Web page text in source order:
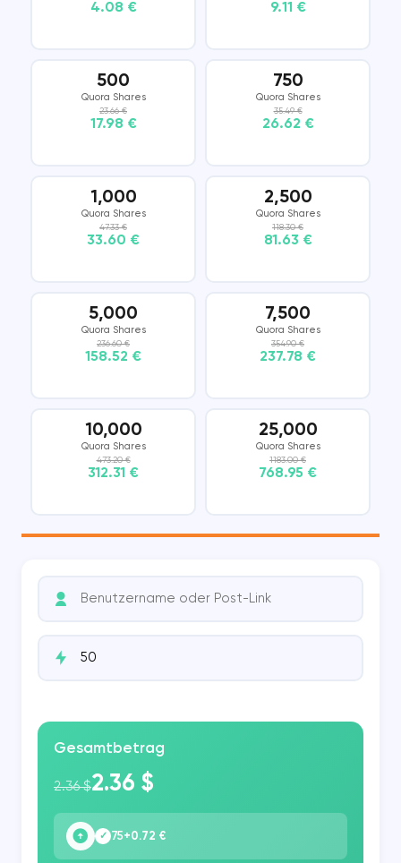
4.08 € 9.11 €
500
Quora Shares
23.66 €
17.98 €
750
Quora Shares
35.49 €
26.62 €
1,000
Quora Shares
47.33 €
33.60 €
2,500
Quora Shares
118.30 €
81.63 €
5,000
Quora Shares
236.60 €
158.52 €
7,500
Quora Shares
354.90 €
237.78 €
10,000
Quora Shares
473.20 €
312.31 €
25,000
Quora Shares
1183.00 €
768.95 €
Gesamtbetrag
2.36 $2.36 $
✓ 75+0.72 €